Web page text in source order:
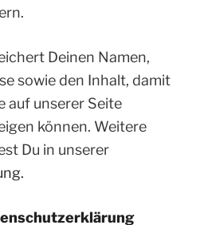
Deinen Namen,
sowie den Inhalt, damit
auf unserer Seite
können. Weitere
Du in unserer